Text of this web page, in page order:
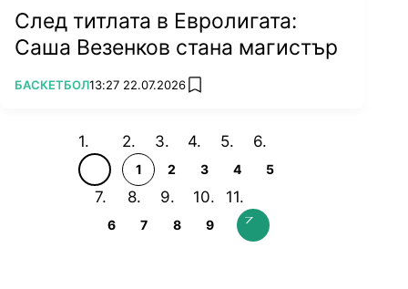
След титлата в Евролигата:
Саша Везенков стана магистър
ПОВЕЧЕ ОТ
БАСКЕТБОЛ13:27 22.07.2026 add favorites
1 2 3 4 5
6 7 8 9